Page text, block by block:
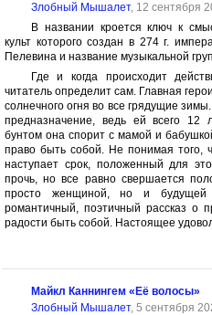
Злобный Мышалет, 12 сентября
В названии кроется ключ к
культ которого создан в 274 г.
Пелевина и название музыкальной
Где и когда происходит
читатель определит сам. Главная
солнечного огня во все грядущие
предназначение, ведь ей всего
бунтом она спорит с мамой и
право быть собой. Не понимая того,
наступает срок, положенный для
прочь, но все равно свершается
просто женщиной, но и
романтичный, поэтичный рассказ о
радости быть собой. Настоящее
Майкл Каннингем «Её волосы»
Злобный Мышалет, 5 сентября